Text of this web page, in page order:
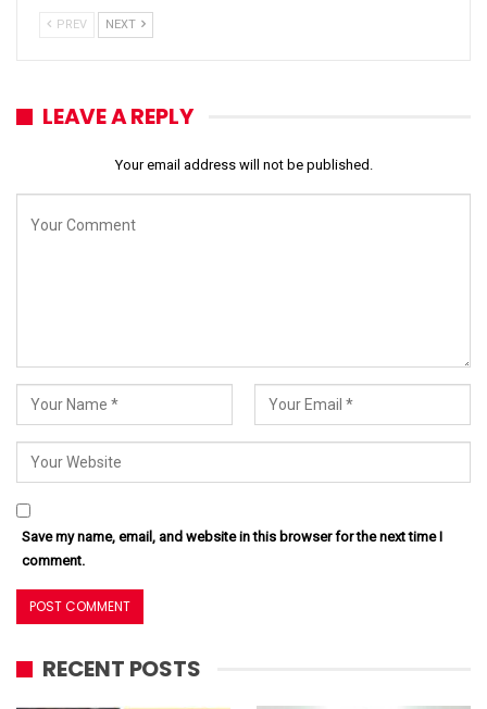
PREV NEXT
LEAVE A REPLY
Your email address will not be published.
Save my name, email, and website in this browser for the next time I
comment.
RECENT POSTS